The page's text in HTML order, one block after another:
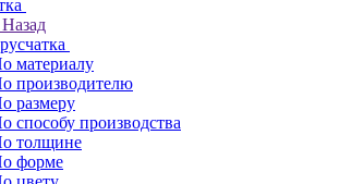
Назад
материалу
производителю
размеру
способу производства
толщине
форме